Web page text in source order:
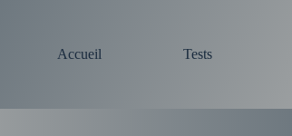
Accueil
Tests